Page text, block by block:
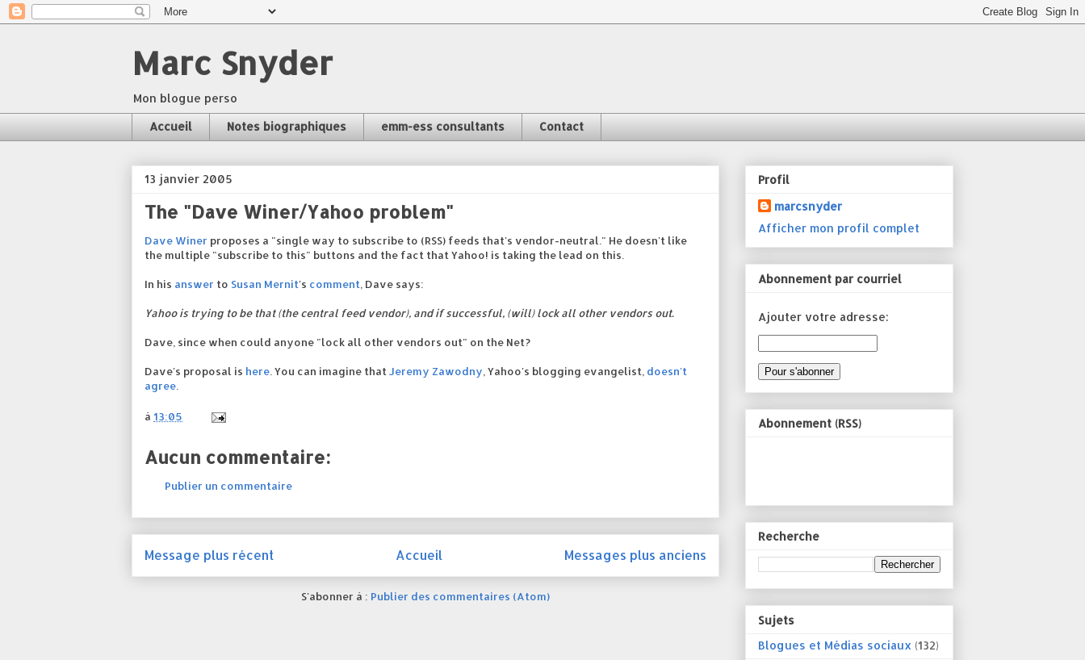
Marc Snyder
Mon blogue perso
Accueil Notes biographiques emm-ess consultants Contact
13 janvier 2005
The "Dave Winer/Yahoo problem"
Dave Winer proposes a "single way to subscribe to (RSS) feeds that's vendor-neutral." He doesn't like
the multiple "subscribe to this" buttons and the fact that Yahoo! is taking the lead on this.
In his answer to Susan Mernit's comment , Dave says:
Yahoo is trying to be that (the central feed vendor), and if successful, (will) lock all other vendors out.
Dave, since when could anyone "lock all other vendors out" on the Net?
Dave's proposal is here . You can imagine that Jeremy Zawodny , Yahoo's blogging evangelist, doesn't
agree
à 13:05
Aucun commentaire:
Publier un commentaire
Message plus récent Messages plus anciens
Accueil
S'abonner à : Publier des commentaires (Atom)
Profil
marcsnyder
Afficher mon profil complet
Abonnement par courriel
Ajouter votre adresse:
Abonnement (RSS)
Recherche
Sujets
Blogues et Médias sociaux (132)